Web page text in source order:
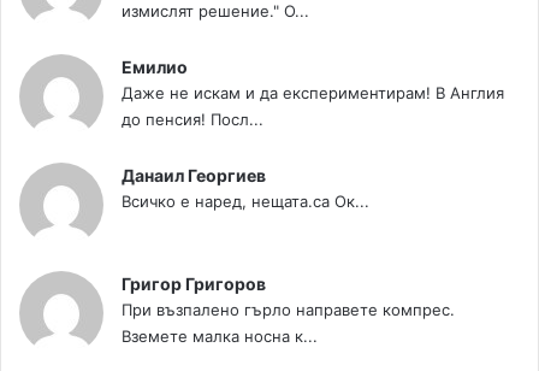
измислят решение." О...
Емилио
Даже не искам и да експериментирам! В Англия
до пенсия! Посл...
Данаил Георгиев
Всичко е наред, нещата.са Ок...
Григор Григоров
При възпалено гърло направете компрес.
Вземете малка носна к...